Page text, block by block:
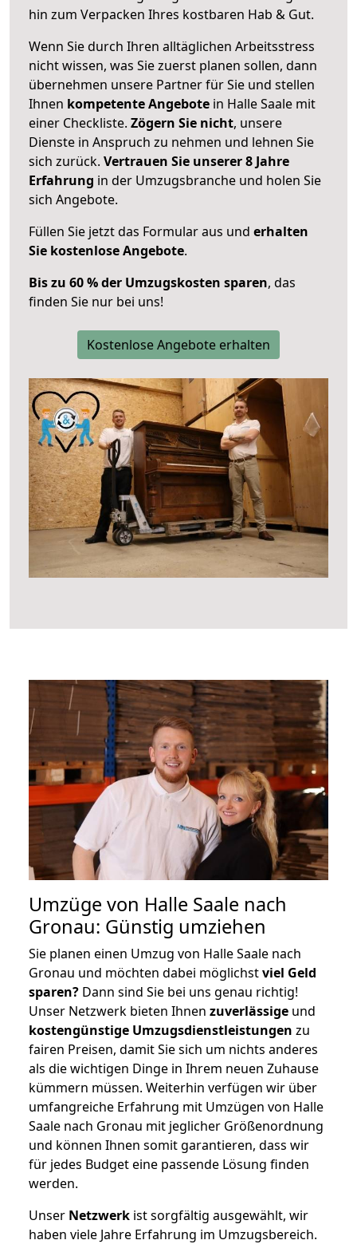
hin zum Verpacken Ihres kostbaren Hab & Gut.
Wenn Sie durch Ihren alltäglichen Arbeitsstress
nicht wissen, was Sie zuerst planen sollen, dann
übernehmen unsere Partner für Sie und stellen
Ihnen kompetente Angebote in Halle Saale mit
einer Checkliste. Zögern Sie nicht, unsere
Dienste in Anspruch zu nehmen und lehnen Sie
sich zurück. Vertrauen Sie unserer 8 Jahre
Erfahrung in der Umzugsbranche und holen Sie
sich Angebote.
Füllen Sie jetzt das Formular aus und erhalten
Sie kostenlose Angebote.
Bis zu 60 % der Umzugskosten sparen, das
finden Sie nur bei uns!
Kostenlose Angebote erhalten
Umzüge von Halle Saale nach
Gronau: Günstig umziehen
Sie planen einen Umzug von Halle Saale nach
Gronau und möchten dabei möglichstviel Geld
sparen? Dann sind Sie bei uns genau richtig!
Unser Netzwerk bieten Ihnen zuverlässige und
kostengünstige Umzugsdienstleistungen zu
fairen Preisen, damit Sie sich um nichts anderes
als die wichtigen Dinge in Ihrem neuen Zuhause
kümmern müssen. Weiterhin verfügen wir über
umfangreiche Erfahrung mit Umzügen von Halle
Saale nach Gronau mit jeglicher Größenordnung
und können Ihnen somit garantieren, dass wir
für jedes Budget eine passende Lösung finden
werden.
Unser Netzwerk ist sorgfältig ausgewählt, wir
haben viele Jahre Erfahrung im Umzugsbereich.